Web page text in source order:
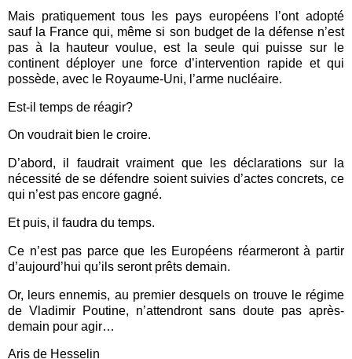
Mais pratiquement tous les pays européens l’ont adopté
sauf la France qui, même si son budget de la défense n’est
pas à la hauteur voulue, est la seule qui puisse sur le
continent déployer une force d’intervention rapide et qui
possède, avec le Royaume-Uni, l’arme nucléaire.
Est-il temps de réagir?
On voudrait bien le croire.
D’abord, il faudrait vraiment que les déclarations sur la
nécessité de se défendre soient suivies d’actes concrets, ce
qui n’est pas encore gagné.
Et puis, il faudra du temps.
Ce n’est pas parce que les Européens réarmeront à partir
d’aujourd’hui qu’ils seront prêts demain.
Or, leurs ennemis, au premier desquels on trouve le régime
de Vladimir Poutine, n’attendront sans doute pas après-
demain pour agir…
Aris de Hesselin